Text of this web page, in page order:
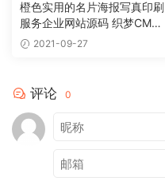
橙色实用的名片海报写真印刷
服务企业网站源码 织梦CMS
模板2021-09-27
评论 0